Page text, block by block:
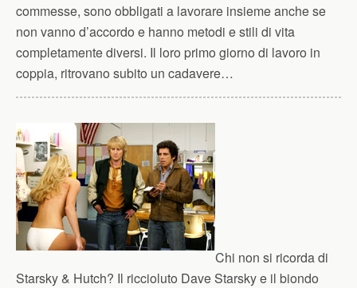
commesse, sono obbligati a lavorare insieme anche se
non vanno d’accordo e hanno metodi e stili di vita
completamente diversi. Il loro primo giorno di lavoro in
coppia, ritrovano subito un cadavere…
Chi non si ricorda di
Starsky & Hutch? Il riccioluto Dave Starsky e il biondo